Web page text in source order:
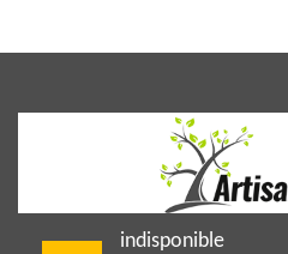
indisponible